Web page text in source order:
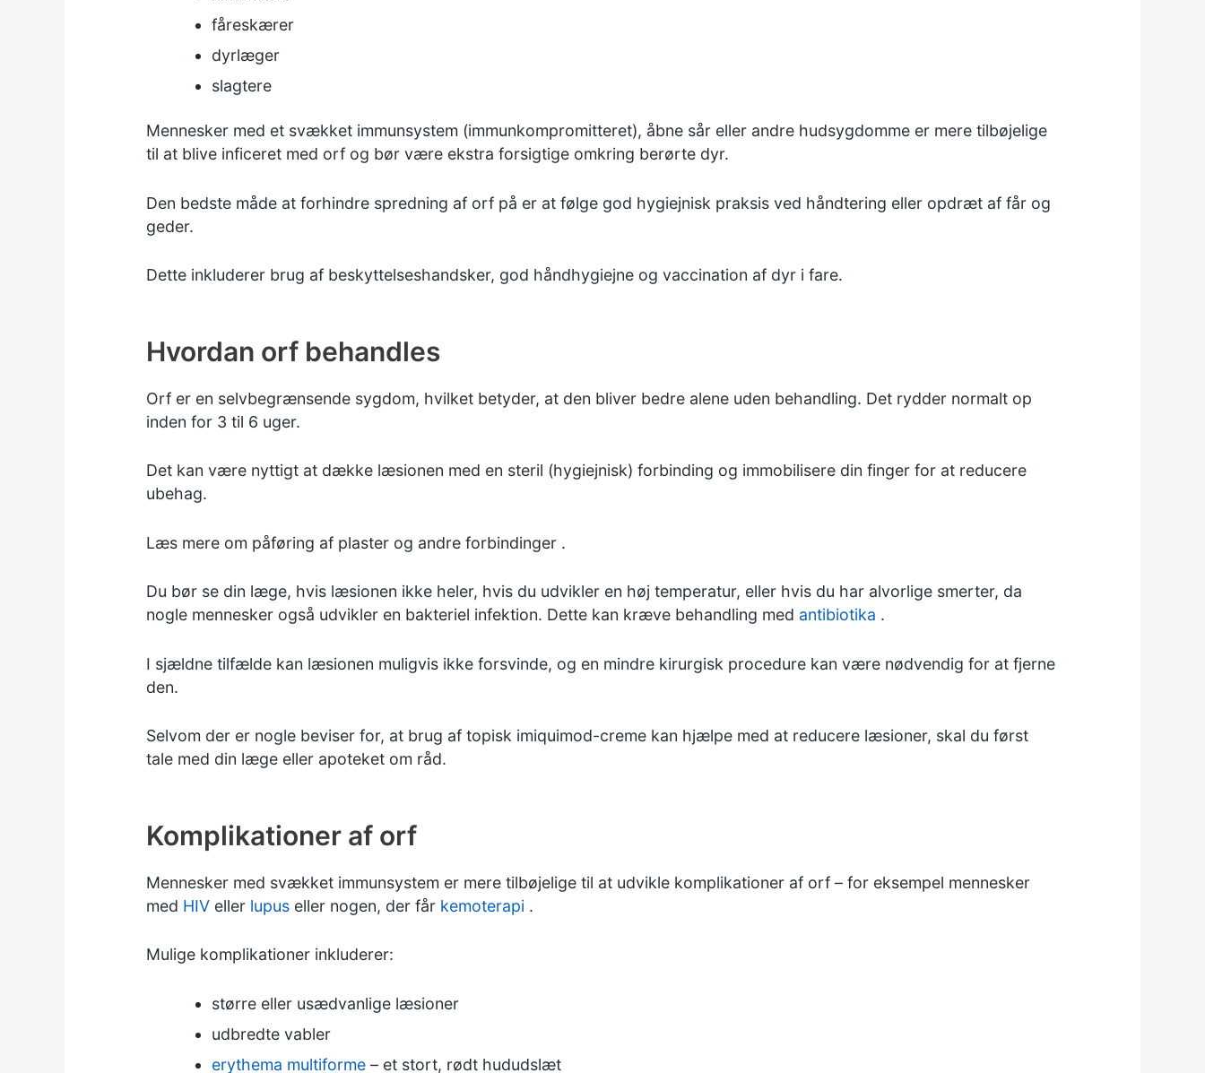
fåreskærer
dyrlæger
slagtere
Mennesker med et svækket immunsystem (immunkompromitteret), åbne sår eller andre hudsygdomme er mere tilbøjelige
til at blive inficeret med orf og bør være ekstra forsigtige omkring berørte dyr.
Den bedste måde at forhindre spredning af orf på er at følge god hygiejnisk praksis ved håndtering eller opdræt af får og
geder.
Dette inkluderer brug af beskyttelseshandsker, god håndhygiejne og vaccination af dyr i fare.
Hvordan orf behandles
Orf er en selvbegrænsende sygdom, hvilket betyder, at den bliver bedre alene uden behandling. Det rydder normalt op
inden for 3 til 6 uger.
Det kan være nyttigt at dække læsionen med en steril (hygiejnisk) forbinding og immobilisere din finger for at reducere
ubehag.
Læs mere om påføring af plaster og andre forbindinger.
Du bør se din læge, hvis læsionen ikke heler, hvis du udvikler en høj temperatur, eller hvis du har alvorlige smerter, da
nogle mennesker også udvikler en bakteriel infektion. Dette kan kræve behandling med antibiotika .
I sjældne tilfælde kan læsionen muligvis ikke forsvinde, og en mindre kirurgisk procedure kan være nødvendig for at fjerne
den.
Selvom der er nogle beviser for, at brug af topisk imiquimod-creme kan hjælpe med at reducere læsioner, skal du først
tale med din læge eller apoteket om råd.
Komplikationer af orf
Mennesker med svækket immunsystem er mere tilbøjelige til at udvikle komplikationer af orf – for eksempel mennesker
med HIVeller lupuseller nogen, der får kemoterapi .
Mulige komplikationer inkluderer:
større eller usædvanlige læsioner
udbredte vabler
erythema multiforme – et stort, rødt hududslæt